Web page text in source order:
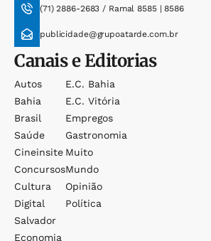
(71) 2886-2683 / Ramal 8585 | 8586
publicidade@grupoatarde.com.br
Canais e Editorias
Autos
Bahia
Brasil
Saúde
Cineinsite
Concursos
Cultura
Digital
Salvador
Economia
E.c. Bahia
E.c. Vitória
Empregos
Gastronomia
Muito
Mundo
Opinião
Política